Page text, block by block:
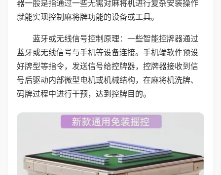
器一般是指通过一些无需对麻将机进行复杂安装操作
就能实现控制麻将牌功能的设备或工具。
蓝牙或无线信号控制原理：一些智能控牌器通过
蓝牙或无线信号与手机等设备连接。手机端软件预设
好牌型等指令，发送信号给控牌器，控牌器接收到信
号后驱动内部微型电机或机械结构，在麻将机洗牌、
码牌过程中进行干预，达到控牌目的。